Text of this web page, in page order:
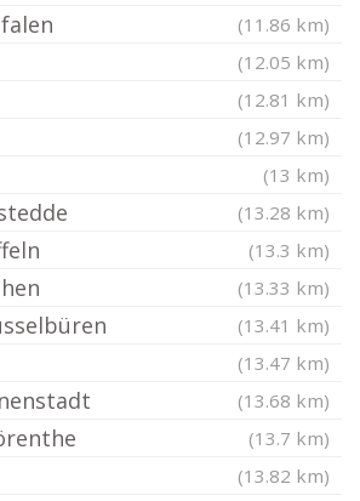
(11.86 km)
(12.05 km)
(12.81 km)
(12.97 km)
(13 km)
(13.28 km)
(13.3 km)
(13.33 km)
(13.41 km)
(13.47 km)
(13.68 km)
(13.7 km)
(13.82 km)